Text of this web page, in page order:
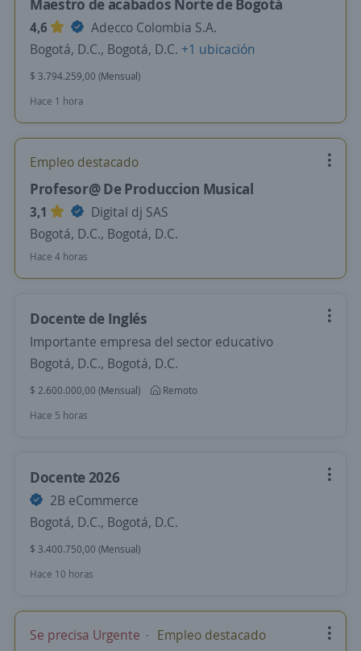
Maestro de acabados Norte de Bogotá
4,6
Adecco Colombia S.A.
Bogotá, D.C., Bogotá, D.C. +1 ubicación
$ 3.794.259,00 (Mensual)
Hace 1 hora
Empleo destacado
Profesor@ De Produccion Musical
3,1
Digital dj SAS
Bogotá, D.C., Bogotá, D.C.
Hace 4 horas
Docente de Inglés
Importante empresa del sector educativo
Bogotá, D.C., Bogotá, D.C.
$ 2.600.000,00 (Mensual)
Remoto
Hace 5 horas
Docente 2026
2B eCommerce
Bogotá, D.C., Bogotá, D.C.
$ 3.400.750,00 (Mensual)
Hace 10 horas
Se precisa Urgente Empleo destacado